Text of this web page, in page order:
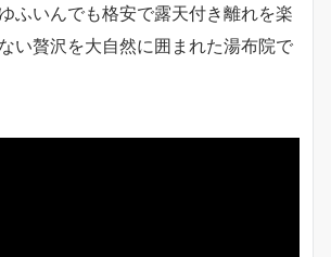
ふいんでも格安で露天付き離れを楽
い贅沢を大自然に囲まれた湯布院で